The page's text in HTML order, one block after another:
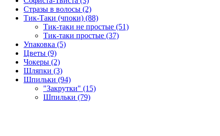
Стразы в волосы (2)
Тик-Таки (чпоки) (88)
Тик-таки не простые (51)
Тик-таки простые (37)
Упаковка (5)
Цветы (9)
Чокеры (2)
Шляпки (3)
Шпильки (94)
"Закрутки" (15)
Шпильки (79)